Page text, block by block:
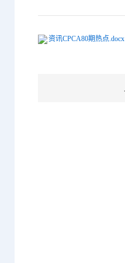
资讯CPCA80期热点.docx